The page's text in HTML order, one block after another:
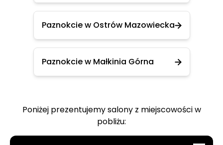
Paznokcie w Ostrów Mazowiecka
Paznokcie w Małkinia Górna
Poniżej prezentujemy salony z miejscowości w
pobliżu: